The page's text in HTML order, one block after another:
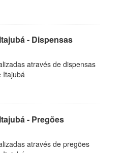
- Dispensas
através de dispensas
Itajubá
- Pregões
através de pregões